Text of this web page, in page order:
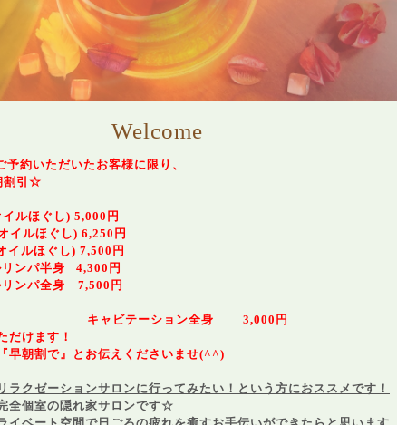
Welcome
予約いただいたお客様に限り、
割引☆
ルほぐし) 5,000円
イルほぐし) 6,250円
イルほぐし) 7,500円
リンパ半身 4,300円
イルリンパ全身 7,500円
キャビテーション全身 3,000円
だけます！
早朝割で』とお伝えくださいませ(^^)
ラクゼーションサロンに行ってみたい！という方におススメです！
全個室の隠れ家サロンです☆